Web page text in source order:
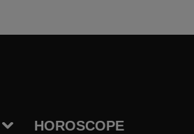
HOROSCOPE